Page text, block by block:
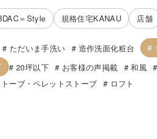
＝Style 規格住宅KANAU 店舗
ただいま手洗い 造作洗面化粧台
20坪以下 お客様の声掲載 和風
ーブ・ペレットストーブ
ロフト